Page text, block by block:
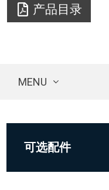
产品目录
MENU
可选配件